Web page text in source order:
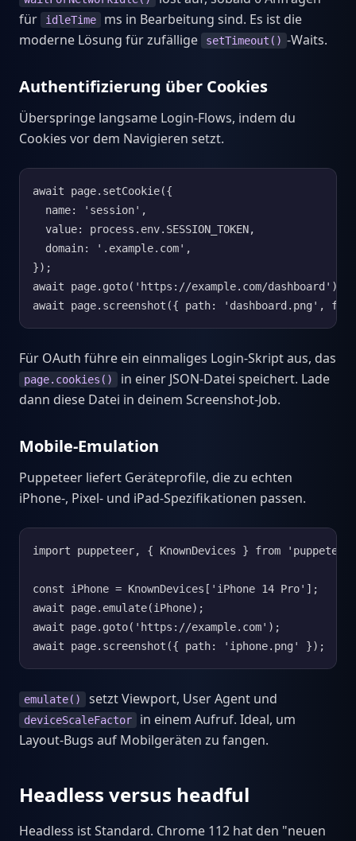
für
idleTime
ms in Bearbeitung sind. Es ist die
moderne Lösung für zufällige
setTimeout() -Waits.
Authentifizierung über Cookies
Überspringe langsame Login-Flows, indem du
Cookies vor dem Navigieren setzt.
await page.setCookie({
  name: 'session',
  value: process.env.SESSION_TOKEN,
  domain: '.example.com',
});
await page.goto('https://example.com/dashboard');
await page.screenshot({ path: 'dashboard.png',
Für OAuth führe ein einmaliges Login-Skript aus, das
page.cookies()
in einer JSON-Datei speichert. Lade
dann diese Datei in deinem Screenshot-Job.
Mobile-Emulation
Puppeteer liefert Geräteprofile, die zu echten
iPhone-, Pixel- und iPad-Spezifikationen passen.
import puppeteer, { KnownDevices } from
const iPhone = KnownDevices['iPhone 14 Pro'];
await page.emulate(iPhone);
await page.goto('https://example.com');
await page.screenshot({ path: 'iphone.png' });
emulate() setzt Viewport, User Agent und
deviceScaleFactor
in einem Aufruf. Ideal, um
Layout-Bugs auf Mobilgeräten zu fangen.
Headless versus headful
Headless ist Standard. Chrome 112 hat den "neuen